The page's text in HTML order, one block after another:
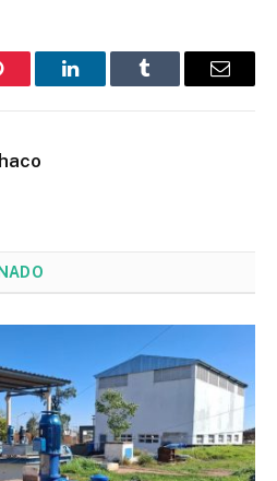
LinkedInTumblr Email